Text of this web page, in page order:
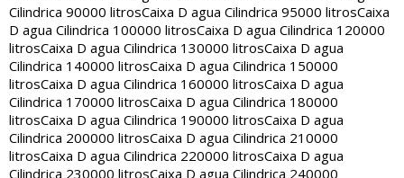
Cilindrica 90000 litrosCaixa D agua Cilindrica 95000 litrosCaixa
D agua Cilindrica 100000 litrosCaixa D agua Cilindrica 120000
litrosCaixa D agua Cilindrica 130000 litrosCaixa D agua
Cilindrica 140000 litrosCaixa D agua Cilindrica 150000
litrosCaixa D agua Cilindrica 160000 litrosCaixa D agua
Cilindrica 170000 litrosCaixa D agua Cilindrica 180000
litrosCaixa D agua Cilindrica 190000 litrosCaixa D agua
Cilindrica 200000 litrosCaixa D agua Cilindrica 210000
litrosCaixa D agua Cilindrica 220000 litrosCaixa D agua
Cilindrica 230000 litrosCaixa D agua Cilindrica 240000